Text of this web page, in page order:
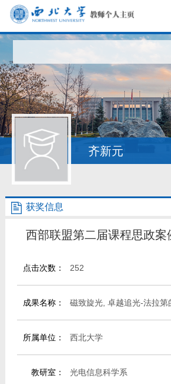
科研动态
科学研究
教学研究
我的相册
友情链接
齐新元
获奖信息
西部联盟第二届课程思政案
点击次数： 252
成果名称： 磁致旋光, 卓越追光-法拉第
所属单位： 西北大学
教研室： 光电信息科学系